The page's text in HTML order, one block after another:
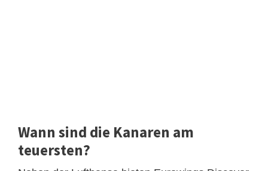
Wann sind die Kanaren am
teuersten?